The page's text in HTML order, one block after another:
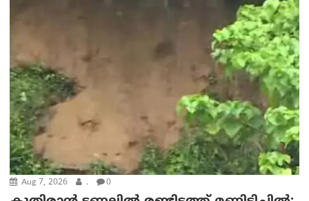
Aug 7, 2026 . 0